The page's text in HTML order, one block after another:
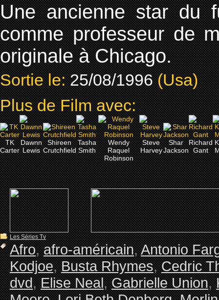
Une ancienne star du
comme professeur de
originale à Chicago.
Sortie le: 25/08/1996 (Usa)
Plus de Film avec:
TK
Carter
Dawnn
Lewis
Shireen
Crutchfield
Tasha
Smith
Wendy
Raquel
Robinson
Steve
Harvey
Shar
Jackson
Richard
Gant
Les Séries Tv
Afro,afro-américain,Antonio
Kodjoe,Busta Rhymes,Cedric
dvd,Elise Neal,Gabrielle Union,